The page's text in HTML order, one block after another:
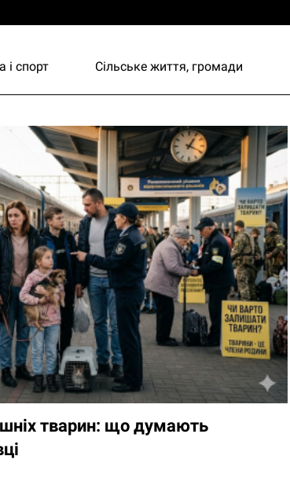
і спорт Сільське життя, громади
тварин: що думають